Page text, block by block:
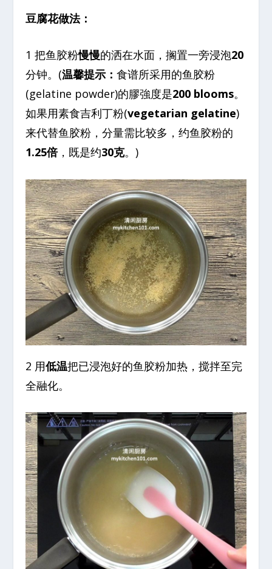
豆腐花做法：
1 把鱼胶粉慢慢的洒在水面，搁置一旁浸泡20
分钟。(温馨提示：食谱所采用的鱼胶粉
(gelatine powder)的膠強度是200 blooms。
如果用素食吉利丁粉(vegetarian gelatine)
来代替鱼胶粉，分量需比较多，约鱼胶粉的
1.25倍，既是约30克。)
2 用低温把已浸泡好的鱼胶粉加热，搅拌至完
全融化。